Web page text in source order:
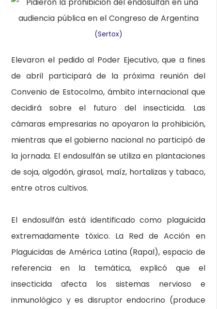
(Sertox)
Elevaron el pedido al Poder Ejecutivo, que a fines
de abril participará de la próxima reunión del
Convenio de Estocolmo, ámbito internacional que
decidirá sobre el futuro del insecticida. Las
cámaras empresarias no apoyaron la prohibición,
mientras que el gobierno nacional no participó de
la jornada. El endosulfán se utiliza en plantaciones
de soja, algodón, girasol, maíz, hortalizas y tabaco,
entre otros cultivos.
El endosulfán está identificado como plaguicida
extremadamente tóxico. La Red de Acción en
Plaguicidas de América Latina (Rapal), espacio de
referencia en la temática, explicó que el
insecticida afecta los sistemas nervioso e
inmunológico y es disruptor endocrino (produce